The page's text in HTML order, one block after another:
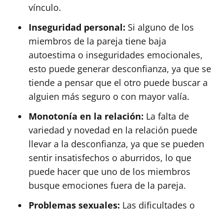
vínculo.
Inseguridad personal: Si alguno de los
miembros de la pareja tiene baja
autoestima o inseguridades emocionales,
esto puede generar desconfianza, ya que se
tiende a pensar que el otro puede buscar a
alguien más seguro o con mayor valía.
Monotonía en la relación: La falta de
variedad y novedad en la relación puede
llevar a la desconfianza, ya que se pueden
sentir insatisfechos o aburridos, lo que
puede hacer que uno de los miembros
busque emociones fuera de la pareja.
Problemas sexuales: Las dificultades o